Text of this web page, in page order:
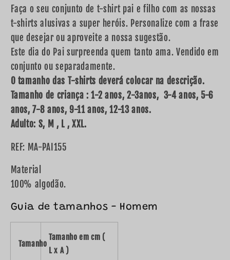
um
super
herói&quot;
um
super
herói&quot;
Faça o seu conjunto de t-shirt pai e filho com as nossas
t-shirts alusivas a super heróis. Personalize com a frase
que desejar ou aproveite a nossa sugestão.
Este dia do Pai surpreenda quem tanto ama. Vendido em
conjunto ou separadamente.
O tamanho das T-shirts deverá colocar na descrição.
Tamanho de criança : 1-2 anos, 2-3anos, 3-4 anos, 5-6
anos, 7-8 anos, 9-11 anos, 12-13 anos.
Adulto: S, M , L , XXL.
REF: MA-PAI155
Material
100% algodão.
Guia de tamanhos - Homem
Tamanho
Tamanho em cm (
L x A )